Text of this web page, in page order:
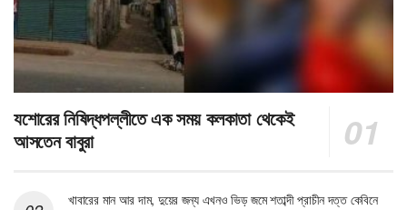
যশোরের নিষিদ্ধপল্লীতে এক সময় কলকাতা থেকেই
আসতেন বাবুরা
খাবারের মান আর দাম, দুয়ের জন্য এখনও ভিড় জমে শতাব্দী প্রাচীন দত্ত কেবিনে